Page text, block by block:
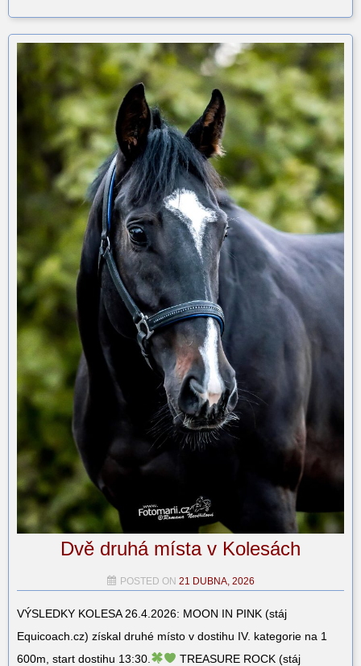
Dvě druhá místa v Kolesách
POSTED ON 21 DUBNA, 2026
VÝSLEDKY KOLESA 26.4.2026: MOON IN PINK (stáj
Equicoach.cz) získal druhé místo v dostihu IV. kategorie na 1
600m, start dostihu 13:30.
TREASURE ROCK (stáj